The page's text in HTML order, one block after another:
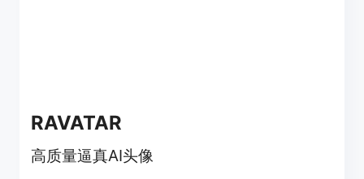
RAVATAR
高质量逼真AI头像